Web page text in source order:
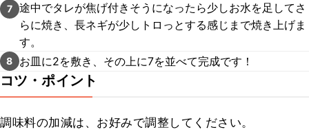
7 途中でタレが焦げ付きそうになったら少しお水を足してさ
らに焼き、長ネギが少しトロっとする感じまで焼き上げま
す。
8 お皿に2を敷き、その上に7を並べて完成です！
コツ・ポイント
調味料の加減は、お好みで調整してください。